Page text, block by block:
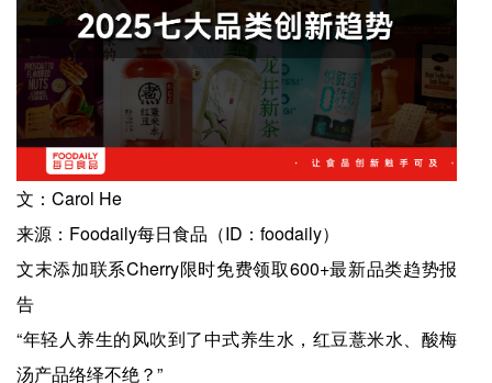
文：Carol He
来源：Foodaily每日食品（ID：foodaily）
文末添加联系Cherry限时免费领取600+最新品类趋势报
告
“年轻人养生的风吹到了中式养生水，红豆薏米水、酸梅
汤产品络绎不绝？”